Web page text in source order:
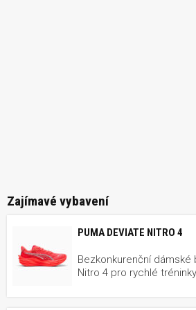
Zajímavé vybavení
PUMA DEVIATE NITRO 4
Bezkonkurenční dámské
Nitro 4 pro rychlé